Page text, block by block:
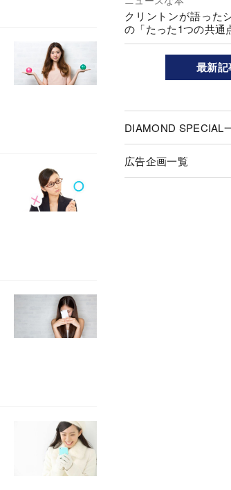
クリントンが語った
の「たった1つの共通
最新
DIAMOND SPECIAL
広告企画一覧